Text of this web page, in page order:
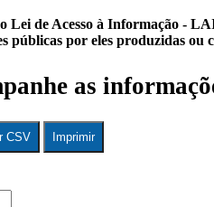
Lei de Acesso à Informação -
públicas por eles produzidas ou
as
CSV Imprimir